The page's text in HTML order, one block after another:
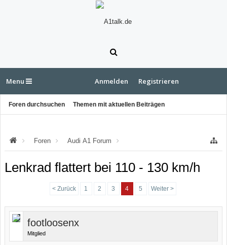
Menu
Foren durchsuchen Themen mit aktuellen Beiträgen
Anmelden Registrieren
Foren Audi A1 Forum
Audi A1 Felgen & Fahrwerk
Lenkrad flattert bei 110 - 130 km/h
< Zurück 1 2 3 4 5 Weiter >
footloosenx
Mitglied